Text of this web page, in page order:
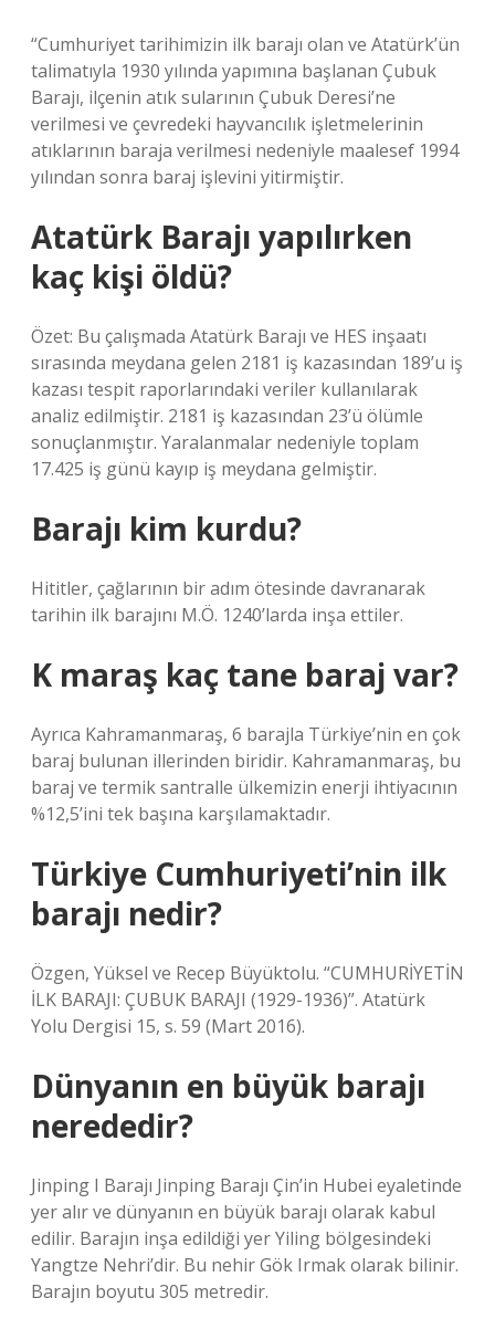
“Cumhuriyet tarihimizin ilk barajı olan ve Atatürk’ün
talimatıyla 1930 yılında yapımına başlanan Çubuk
Barajı, ilçenin atık sularının Çubuk Deresi’ne
verilmesi ve çevredeki hayvancılık işletmelerinin
atıklarının baraja verilmesi nedeniyle maalesef 1994
yılından sonra baraj işlevini yitirmiştir.
Atatürk Barajı yapılırken
kaç kişi öldü?
Özet: Bu çalışmada Atatürk Barajı ve HES inşaatı
sırasında meydana gelen 2181 iş kazasından 189’u iş
kazası tespit raporlarındaki veriler kullanılarak
analiz edilmiştir. 2181 iş kazasından 23’ü ölümle
sonuçlanmıştır. Yaralanmalar nedeniyle toplam
17.425 iş günü kayıp iş meydana gelmiştir.
Barajı kim kurdu?
Hititler, çağlarının bir adım ötesinde davranarak
tarihin ilk barajını M.Ö. 1240’larda inşa ettiler.
K maraş kaç tane baraj var?
Ayrıca Kahramanmaraş, 6 barajla Türkiye’nin en çok
baraj bulunan illerinden biridir. Kahramanmaraş, bu
baraj ve termik santralle ülkemizin enerji ihtiyacının
%12,5’ini tek başına karşılamaktadır.
Türkiye Cumhuriyeti’nin ilk
barajı nedir?
Özgen, Yüksel ve Recep Büyüktolu. “CUMHURİYETİN
İLK BARAJI: ÇUBUK BARAJI (1929-1936)”. Atatürk
Yolu Dergisi 15, s. 59 (Mart 2016).
Dünyanın en büyük barajı
nerededir?
Jinping I Barajı Jinping Barajı Çin’in Hubei eyaletinde
yer alır ve dünyanın en büyük barajı olarak kabul
edilir. Barajın inşa edildiği yer Yiling bölgesindeki
Yangtze Nehri’dir. Bu nehir Gök Irmak olarak bilinir.
Barajın boyutu 305 metredir.